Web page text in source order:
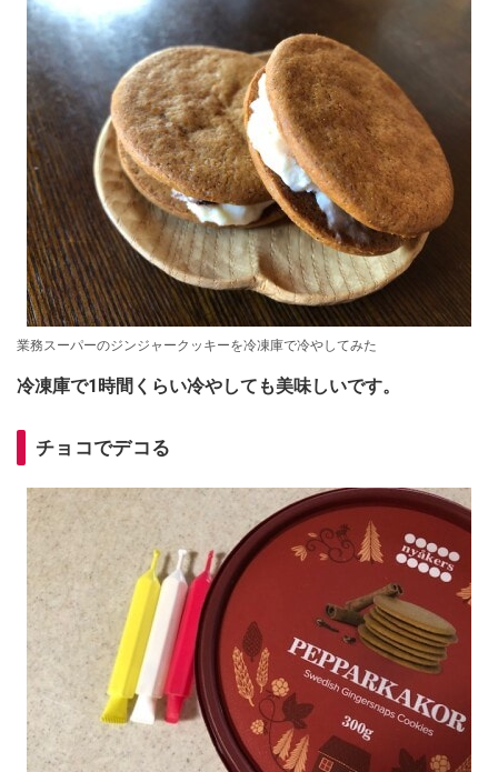
業務スーパーのジンジャークッキーを冷凍庫で冷やしてみた
冷凍庫で1時間くらい冷やしても美味しいです。
チョコでデコる